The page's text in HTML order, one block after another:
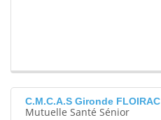
C.M.C.A.S Gironde FLOIRAC
Mutuelle Santé Sénior